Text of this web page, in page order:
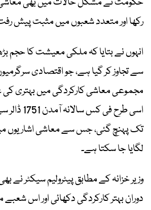
رکھا اور متعدد شعبوں میں مثبت پیش
سے تجاوز کر گیا ہے، جو اقتصادی
مجموعی معاشی کارکردگی میں بہتری
تک پہنچ گئی، جس سے معاشی اشاریوں میں
لگایا جا سکتا ہے۔
وزیر خزانہ کے مطابق پیٹرولیم سیکٹر نے